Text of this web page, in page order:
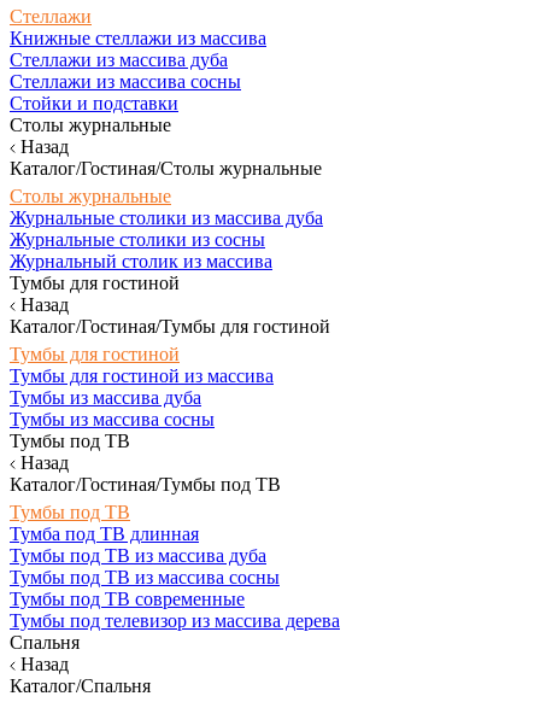
Стеллажи
Книжные стеллажи из массива
Стеллажи из массива дуба
Стеллажи из массива сосны
Стойки и подставки
Столы журнальные
Назад
Каталог/Гостиная/Столы журнальные
Столы журнальные
Журнальные столики из массива дуба
Журнальные столики из сосны
Журнальный столик из массива
Тумбы для гостиной
Назад
Каталог/Гостиная/Тумбы для гостиной
Тумбы для гостиной
Тумбы для гостиной из массива
Тумбы из массива дуба
Тумбы из массива сосны
Тумбы под ТВ
Назад
Каталог/Гостиная/Тумбы под ТВ
Тумбы под ТВ
Тумба под ТВ длинная
Тумбы под ТВ из массива дуба
Тумбы под ТВ из массива сосны
Тумбы под ТВ современные
Тумбы под телевизор из массива дерева
Спальня
Назад
Каталог/Спальня